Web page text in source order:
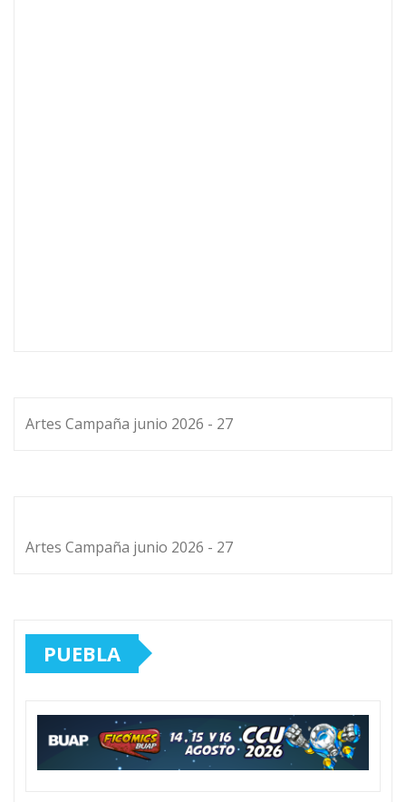
Artes Campaña junio 2026 - 27
Artes Campaña junio 2026 - 27
PUEBLA